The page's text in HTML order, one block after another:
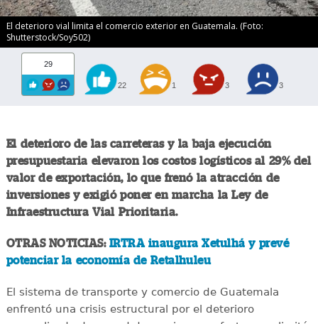
El deterioro vial limita el comercio exterior en Guatemala. (Foto:
Shutterstock/Soy502)
29
22 1 3 3
El deterioro de las carreteras y la baja ejecución
presupuestaria elevaron los costos logísticos al 29% del
valor de exportación, lo que frenó la atracción de
inversiones y exigió poner en marcha la Ley de
Infraestructura Vial Prioritaria.
OTRAS NOTICIAS:IRTRA inaugura Xetulhá y prevé
potenciar la economía de Retalhuleu
El sistema de transporte y comercio de Guatemala
enfrentó una crisis estructural por el deterioro